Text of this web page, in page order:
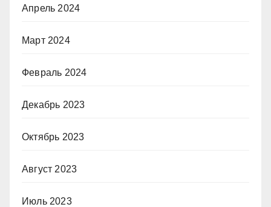
Апрель 2024
Март 2024
Февраль 2024
Декабрь 2023
Октябрь 2023
Август 2023
Июль 2023